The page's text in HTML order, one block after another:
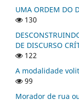
UMA ORDEM DO
130
DE DISCURSO
122
A modalidade
99
Morador de rua